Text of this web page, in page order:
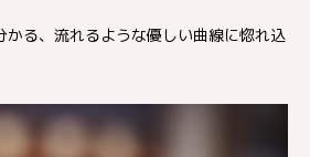
かる、流れるような優しい曲線に惚れ込